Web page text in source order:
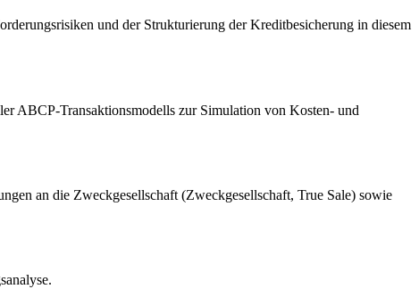
und der Strukturierung der Kreditbesicherung in diesem
ABCP-Transaktionsmodells zur Simulation von Kosten- und
an die Zweckgesellschaft (Zweckgesellschaft, True Sale) sowie